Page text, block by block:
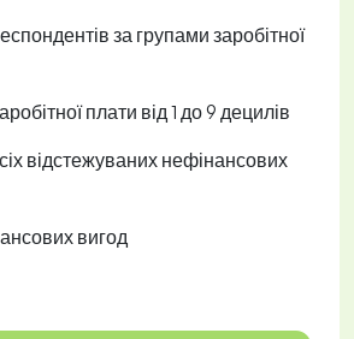
за групами заробітної
плати від 1 до 9 децилів
відстежуваних нефінансових
вигод